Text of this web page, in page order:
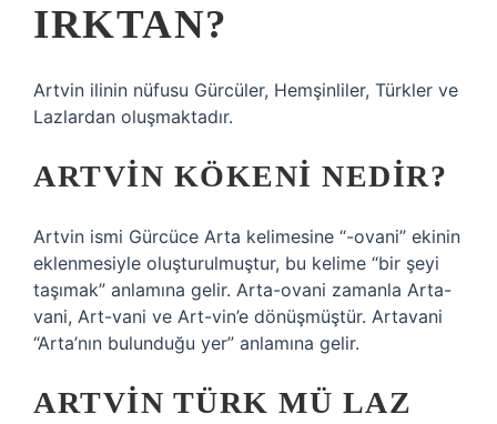
IRKTAN?
Artvin ilinin nüfusu Gürcüler, Hemşinliler, Türkler ve
Lazlardan oluşmaktadır.
ARTVIN KÖKENI NEDIR?
Artvin ismi Gürcüce Arta kelimesine “-ovani” ekinin
eklenmesiyle oluşturulmuştur, bu kelime “bir şeyi
taşımak” anlamına gelir. Arta-ovani zamanla Arta-
vani, Art-vani ve Art-vin’e dönüşmüştür. Artavani
“Arta’nın bulunduğu yer” anlamına gelir.
ARTVIN TÜRK MÜ LAZ